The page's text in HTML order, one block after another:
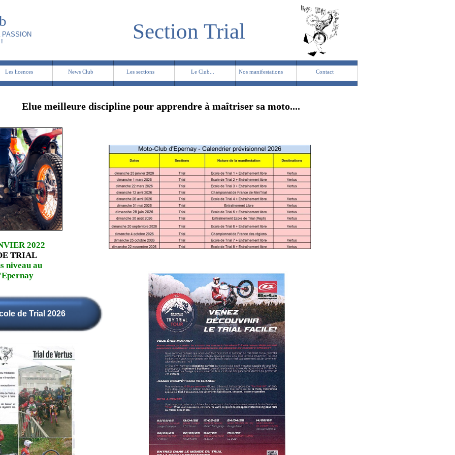
Elue meilleure discipline pour apprendre à maîtriser sa moto....
2022
TRIAL
niveau au
de Trial 2026
PASSION
Section Trial
Les licences News Club Les sections Le Club... Nos manifestations Contact